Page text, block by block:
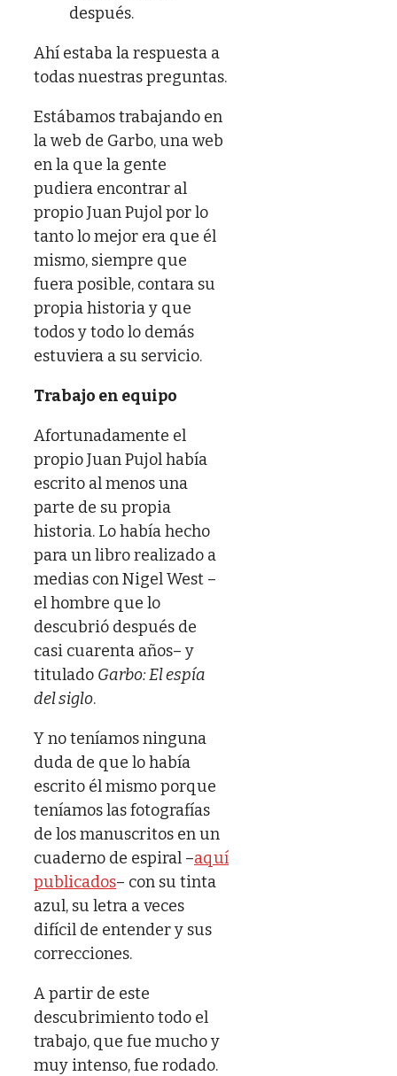
después.
Ahí estaba la respuesta a
todas nuestras preguntas.
Estábamos trabajando en
la web de Garbo, una web
en la que la gente
pudiera encontrar al
propio Juan Pujol por lo
tanto lo mejor era que él
mismo, siempre que
fuera posible, contara su
propia historia y que
todos y todo lo demás
estuviera a su servicio.
Trabajo en equipo
Afortunadamente el
propio Juan Pujol había
escrito al menos una
parte de su propia
historia. Lo había hecho
para un libro realizado a
medias con Nigel West –
el hombre que lo
descubrió después de
casi cuarenta años– y
titulado Garbo: El espía
del siglo.
Y no teníamos ninguna
duda de que lo había
escrito él mismo porque
teníamos las fotografías
de los manuscritos en un
cuaderno de espiral –aquí
publicados– con su tinta
azul, su letra a veces
difícil de entender y sus
correcciones.
A partir de este
descubrimiento todo el
trabajo, que fue mucho y
muy intenso, fue rodado.